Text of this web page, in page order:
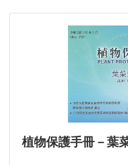
植物保護手冊－葉